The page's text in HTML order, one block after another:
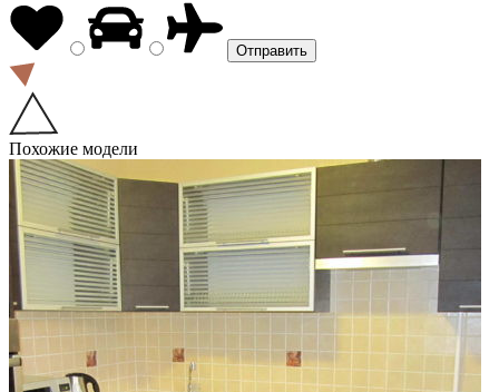
Похожие модели